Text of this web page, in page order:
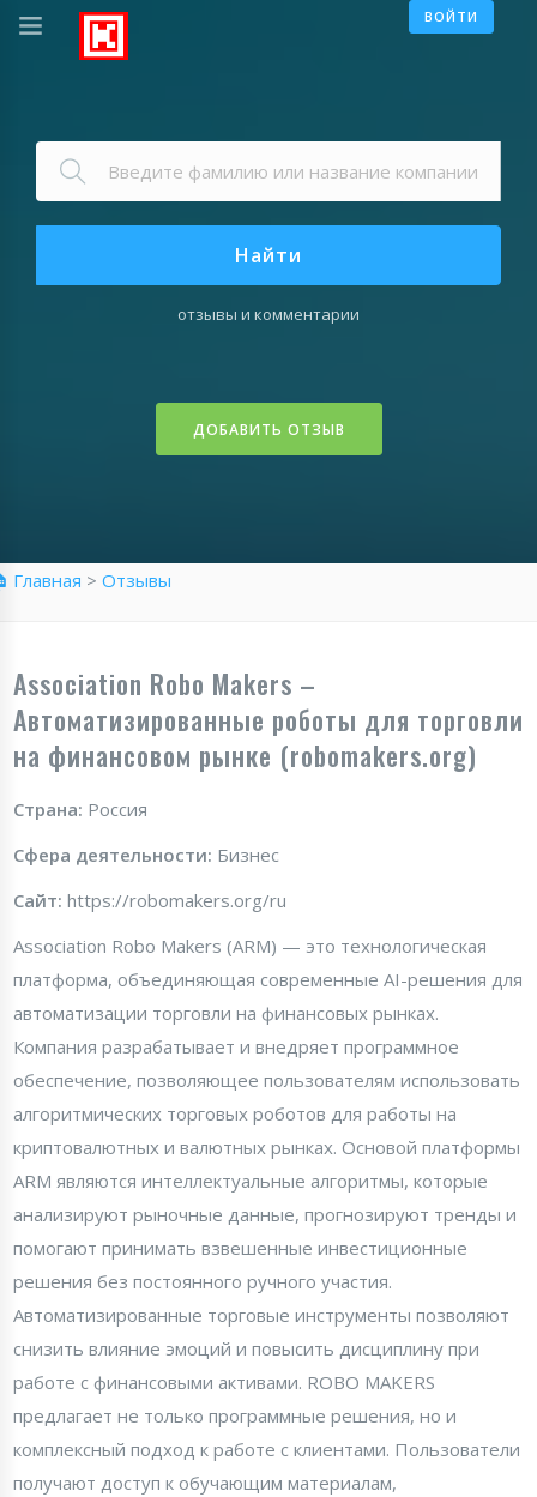
ВОЙТИ
Найти
отзывы и комментарии
ДОБАВИТЬ ОТЗЫВ
Главная > Отзывы
Association Robo Makers –
Автоматизированные роботы для торговли
на финансовом рынке (robomakers.org)
Страна: Россия
Сфера деятельности: Бизнес
Сайт: https://robomakers.org/ru
Association Robo Makers (ARM) — это технологическая
платформа, объединяющая современные AI-решения для
автоматизации торговли на финансовых рынках.
Компания разрабатывает и внедряет программное
обеспечение, позволяющее пользователям использовать
алгоритмических торговых роботов для работы на
криптовалютных и валютных рынках. Основой платформы
ARM являются интеллектуальные алгоритмы, которые
анализируют рыночные данные, прогнозируют тренды и
помогают принимать взвешенные инвестиционные
решения без постоянного ручного участия.
Автоматизированные торговые инструменты позволяют
снизить влияние эмоций и повысить дисциплину при
работе с финансовыми активами. ROBO MAKERS
предлагает не только программные решения, но и
комплексный подход к работе с клиентами. Пользователи
получают доступ к обучающим материалам,